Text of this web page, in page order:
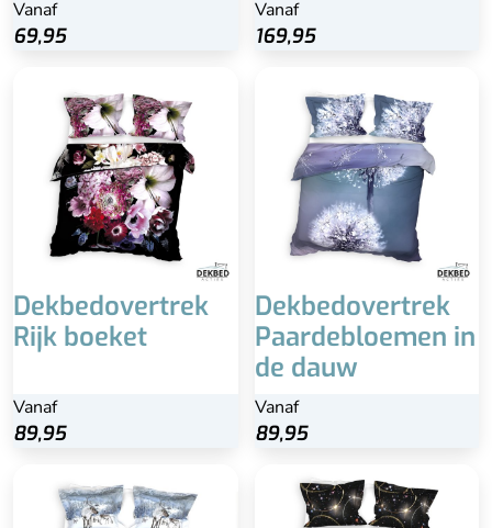
Vanaf
69,95
Vanaf
169,95
Dekbedovertrek
Rijk boeket
Vanaf
89,95
Dekbedovertrek
Paardebloemen in
de dauw
Vanaf
89,95
Brede dooplopende
instopstrook van +- 20